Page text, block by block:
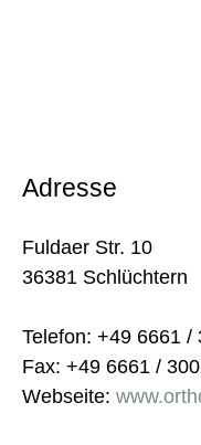
Adresse
Fuldaer Str. 10
36381 Schlüchtern
Telefon: +49 6661 /
Fax: +49 6661 /
Webseite: